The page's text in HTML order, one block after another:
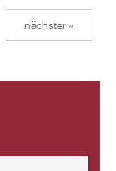
nächster »